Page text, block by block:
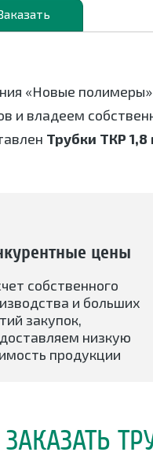
«Новые
и владеем
Трубки ТКР
цены
собственного
и больших
закупок,
низкую
продукции